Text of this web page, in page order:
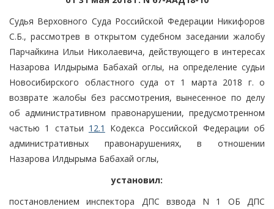
Судья Верховного Суда Российской Федерации Никифоров
С.Б., рассмотрев в открытом судебном заседании жалобу
Парчайкина Ильи Николаевича, действующего в интересах
Назарова Илдырыма Бабахай оглы, на определение судьи
Новосибирского областного суда от 1 марта 2018 г. о
возврате жалобы без рассмотрения, вынесенное по делу
об административном правонарушении, предусмотренном
частью 1 статьи 12.1
Кодекса Российской Федерации об
административных правонарушениях, в отношении
Назарова Илдырыма Бабахай оглы,
установил:
постановлением инспектора ДПС взвода N 1 ОБ ДПС